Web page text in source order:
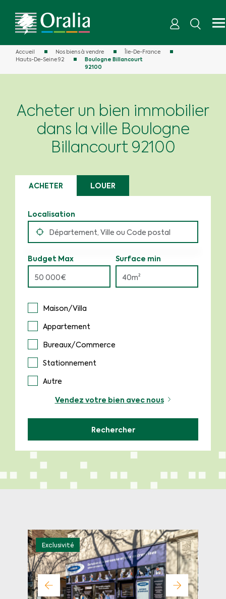
Accueil Nos biens à vendre
Île-De-France
Hauts-De-Seine 92
Boulogne Billancourt
92100
Acheter un bien immobilier
dans la ville Boulogne
Billancourt 92100
ACHETER LOUER
Localisation
Budget Max Surface min
Maison/Villa
Appartement
Bureaux/Commerce
Stationnement
Autre
Vendez votre bien avec nous
Rechercher
Exclusivité